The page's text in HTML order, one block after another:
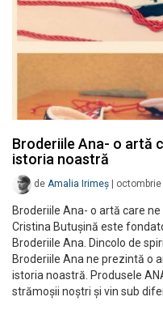
Broderiile Ana- o artă
istoria noastră
de Amalia Irimeș octombrie
Broderiile Ana- o artă care
Cristina Butușină este
Broderiile Ana. Dincolo de
Broderiile Ana ne prezintă o
istoria noastră. Produsele
strămoșii noștri și vin sub